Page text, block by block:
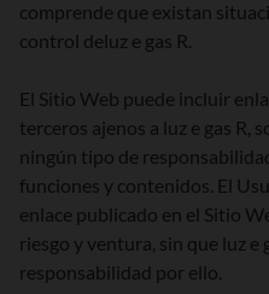
comprende que existan
control deluz e gas R.
El Sitio Web puede incluir
terceros ajenos a luz e gas R,
ningún tipo de
funciones y contenidos. El
enlace publicado en el Sitio
riesgo y ventura, sin que luz e
responsabilidad por ello.